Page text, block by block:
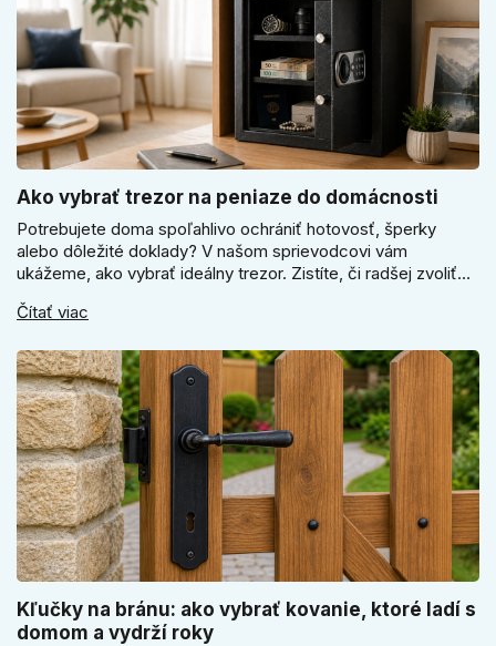
Ako vybrať trezor na peniaze do domácnosti
Potrebujete doma spoľahlivo ochrániť hotovosť, šperky
alebo dôležité doklady? V našom sprievodcovi vám
ukážeme, ako vybrať ideálny trezor. Zistíte, či radšej zvoliť
kľúčové jeho správne ukotvenie.
Čítať viac
Kľučky na bránu: ako vybrať kovanie, ktoré ladí s
domom a vydrží roky